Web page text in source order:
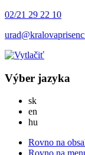
02/21 29 22 10
Výber jazyka
skSlovensky
en
hu
Rovno na